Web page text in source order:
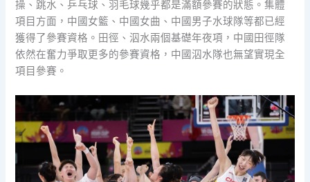
操、跳水、乒乓球、羽毛球幾乎都是滿額參賽的狀態。集體
項目方面，中國女籃、中國女曲、中國男子水球隊等都已經
獲得了參賽資格。田徑、泅水兩個基礎年夜項，中國田徑隊
依然在奮力爭取更多的參賽資格，中國泅水隊也無望實現全
項目參賽。